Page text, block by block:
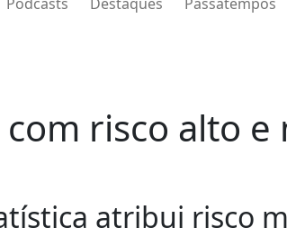
risco alto
atribui risco